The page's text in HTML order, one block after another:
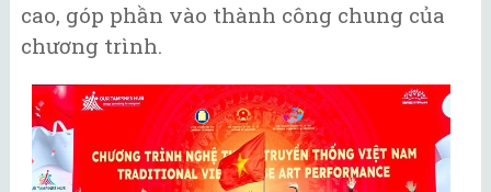
cao, góp phần vào thành công chung của
chương trình.